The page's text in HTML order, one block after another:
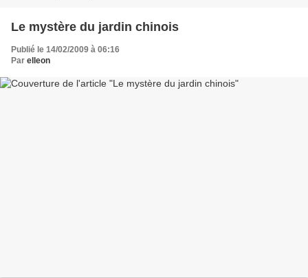
Le mystère du jardin chinois
Publié le 14/02/2009 à 06:16
Par elleon